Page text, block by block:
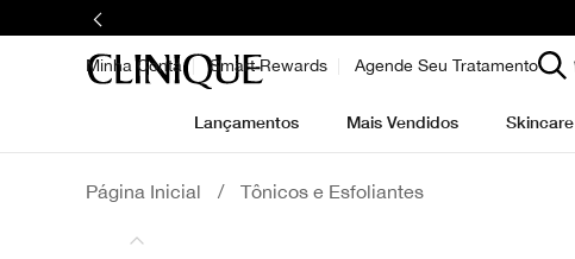
Minha Conta Smart Rewards Agende Seu Tratamento
Lançamentos Mais Vendidos Skincare
Página Inicial / Tônicos e Esfoliantes